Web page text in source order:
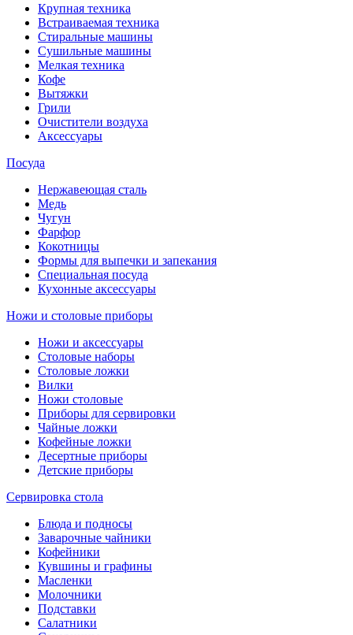
Крупная техника
Встраиваемая техника
Стиральные машины
Сушильные машины
Мелкая техника
Кофе
Вытяжки
Грили
Очистители воздуха
Аксессуары
Посуда
Нержавеющая сталь
Медь
Чугун
Фарфор
Кокотницы
Формы для выпечки и запекания
Специальная посуда
Кухонные аксессуары
Ножи и столовые приборы
Ножи и аксессуары
Столовые наборы
Столовые ложки
Вилки
Ножи столовые
Приборы для сервировки
Чайные ложки
Кофейные ложки
Десертные приборы
Детские приборы
Сервировка стола
Блюда и подносы
Заварочные чайники
Кофейники
Кувшины и графины
Масленки
Молочники
Подставки
Салатники